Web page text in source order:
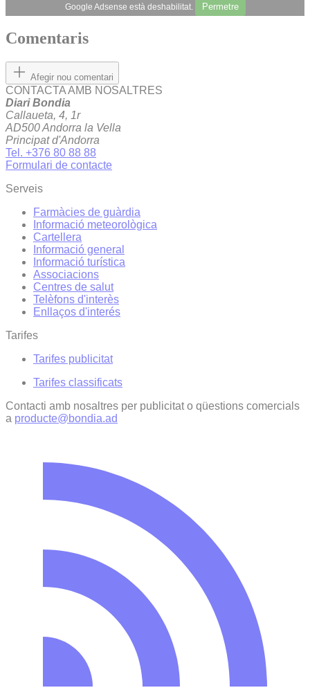
Google Adsense està deshabilitat. Permetre
Comentaris
Afegir nou comentari
CONTACTA AMB NOSALTRES
Diari Bondia
Callaueta, 4, 1r
AD500 Andorra la Vella
Principat d'Andorra
Tel. +376 80 88 88
Formulari de contacte
Serveis
Farmàcies de guàrdia
Informació meteorològica
Cartellera
Informació general
Informació turística
Associacions
Centres de salut
Telèfons d'interès
Enllaços d'interés
Tarifes
Tarifes publicitat
Tarifes classificats
Contacti amb nosaltres per publicitat o qüestions comercials
a producte@bondia.ad